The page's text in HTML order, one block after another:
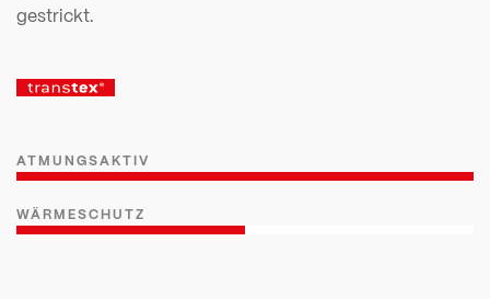
gestrickt.
ATMUNGSAKTIV
WÄRMESCHUTZ